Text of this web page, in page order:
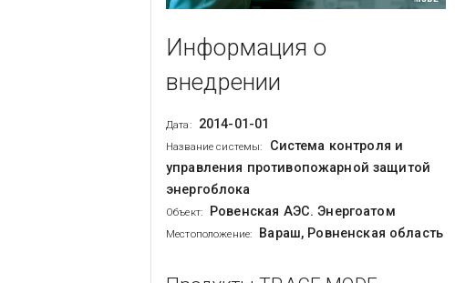
Информация о
внедрении
Дата: 2014-01-01
Название системы:
Система контроля и
управления противопожарной защитой
энергоблока
Объект: Ровенская АЭС. Энергоатом
Местоположение: Вараш, Ровненская область